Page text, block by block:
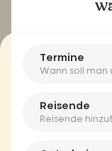
Termine
Wann soll man
Reisende
Reisende